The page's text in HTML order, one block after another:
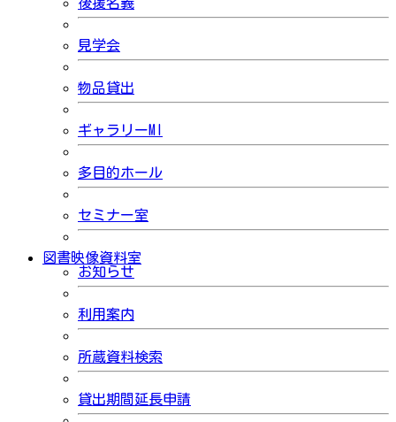
見学会
物品貸出
ギャラリーMI
多目的ホール
セミナー室
図書映像資料室
お知らせ
利用案内
所蔵資料検索
貸出期間延長申請